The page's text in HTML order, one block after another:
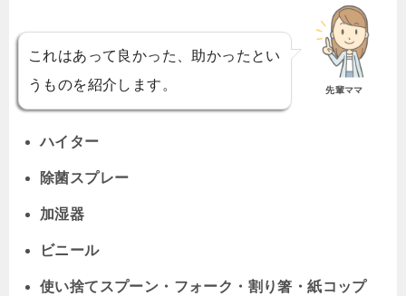
これはあって良かった、助かったとい
うものを紹介します。
先輩ママ
ハイター
除菌スプレー
加湿器
ビニール
使い捨てスプーン・フォーク・割り箸・紙コップ